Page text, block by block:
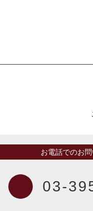
お電話でのお
03-